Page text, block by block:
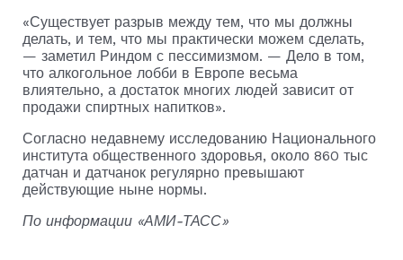
«Существует разрыв между тем, что мы должны
делать, и тем, что мы практически можем сделать,
— заметил Риндом с пессимизмом. — Дело в том,
что алкогольное лобби в Европе весьма
влиятельно, а достаток многих людей зависит от
продажи спиртных напитков».
Согласно недавнему исследованию Национального
института общественного здоровья, около 860 тыс
датчан и датчанок регулярно превышают
действующие ныне нормы.
По информации «АМИ-ТАСС»